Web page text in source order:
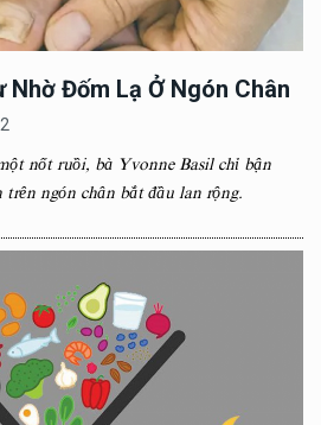
Nhờ Đốm Lạ Ở Ngón Chân
nốt ruồi, bà Yvonne Basil chỉ bận
ngón chân bắt đầu lan rộng.